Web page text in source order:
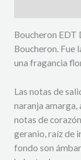
Boucheron EDT
Boucheron. Fue
una fragancia
Las notas de
naranja amarga,
notas de
geranio, raíz de
fondo son